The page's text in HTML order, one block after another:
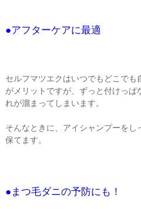
●アフターケアに最適
セルフマツエクはいつでもどこで
がメリットですが、ずっと付けっ
れが溜まってしまいます。
そんなときに、アイシャンプーを
保てます。
●まつ毛ダニの予防にも！